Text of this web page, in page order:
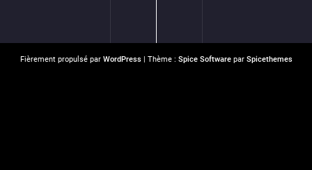
Fièrement propulsé par WordPress| Thème : Spice Softwarepar Spicethemes